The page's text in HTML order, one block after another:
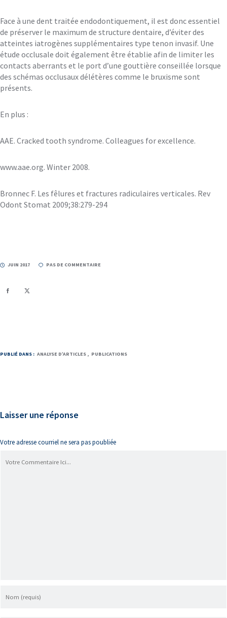
Face à une dent traitée endodontiquement, il est donc essentiel
de préserver le maximum de structure dentaire, d’éviter des
atteintes iatrogènes supplémentaires type tenon invasif. Une
étude occlusale doit également être établie afin de limiter les
contacts aberrants et le port d’une gouttière conseillée lorsque
des schémas occlusaux délétères comme le bruxisme sont
présents.
En plus :
AAE. Cracked tooth syndrome. Colleagues for excellence.
www.aae.org. Winter 2008.
Bronnec F. Les fêlures et fractures radiculaires verticales. Rev
Odont Stomat 2009;38:279-294
JUIN 2017 PAS DE COMMENTAIRE
PUBLIÉ DANS : ANALYSE D’ARTICLES PUBLICATIONS
Laisser une réponse
Votre adresse courriel ne sera pas poubliée